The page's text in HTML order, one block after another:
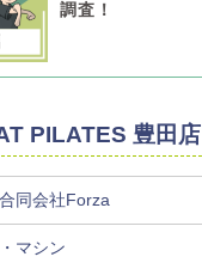
調査！
PILATES 豊田店
合同会社Forza
・マシン